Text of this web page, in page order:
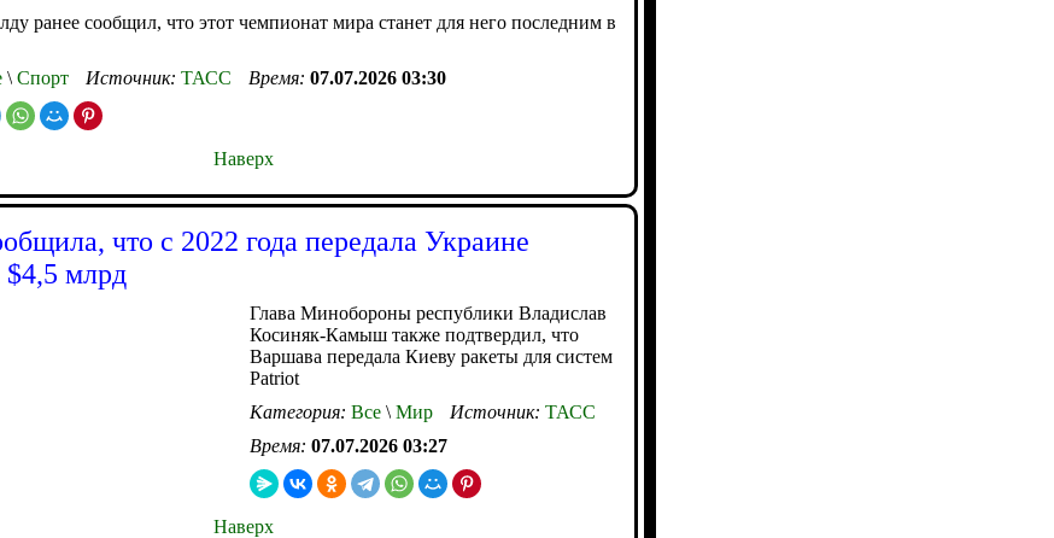
ранее сообщил, что этот чемпионат мира станет для него последним в
\ Спорт Источник: ТАСС Время: 07.07.2026 03:30
Наверх
что с 2022 года передала Украине
млрд
Глава Минобороны республики Владислав
Косиняк-Камыш также подтвердил, что
Варшава передала Киеву ракеты для систем
Patriot
Категория: Все \ Мир Источник: ТАСС
Время: 07.07.2026 03:27
Наверх